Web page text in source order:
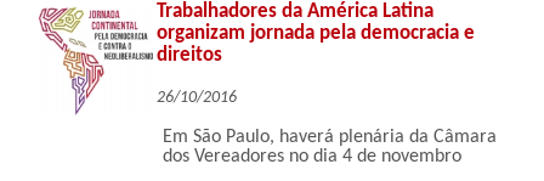
Trabalhadores da América Latina
organizam jornada pela democracia e
direitos
26/10/2016
Em São Paulo, haverá plenária da Câmara
dos Vereadores no dia 4 de novembro